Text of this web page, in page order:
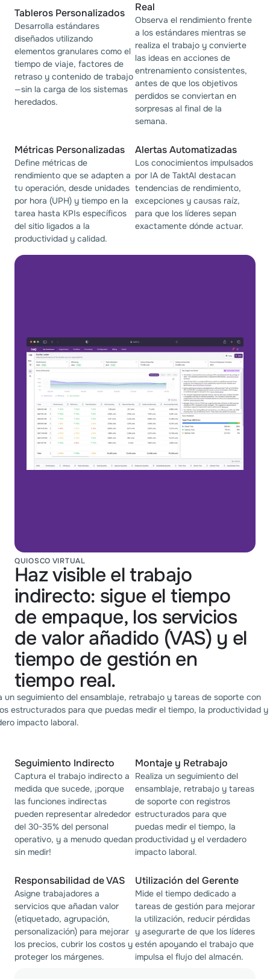
Tableros Personalizados
Desarrolla estándares
diseñados utilizando
elementos granulares como el
tiempo de viaje, factores de
retraso y contenido de trabajo
—sin la carga de los sistemas
heredados.
Real
Observa el rendimiento frente
a los estándares mientras se
realiza el trabajo y convierte
las ideas en acciones de
entrenamiento consistentes,
antes de que los objetivos
perdidos se conviertan en
sorpresas al final de la
semana.
Métricas Personalizadas
Define métricas de
rendimiento que se adapten a
tu operación, desde unidades
por hora (UPH) y tiempo en la
tarea hasta KPIs específicos
del sitio ligados a la
productividad y calidad.
Alertas Automatizadas
Los conocimientos impulsados
por IA de TaktAI destacan
tendencias de rendimiento,
excepciones y causas raíz,
para que los líderes sepan
exactamente dónde actuar.
QUIOSCO VIRTUAL
Haz visible el trabajo
indirecto: sigue el tiempo
de empaque, los servicios
de valor añadido (VAS) y el
tiempo de gestión en
tiempo real.
un seguimiento del ensamblaje, retrabajo y tareas de soporte con
estructurados para que puedas medir el tiempo, la productividad y
impacto laboral.
Seguimiento Indirecto
Captura el trabajo indirecto a
medida que sucede, ¡porque
las funciones indirectas
pueden representar alrededor
del 30-35% del personal
operativo, y a menudo quedan
sin medir!
Montaje y Retrabajo
Realiza un seguimiento del
ensamblaje, retrabajo y tareas
de soporte con registros
estructurados para que
puedas medir el tiempo, la
productividad y el verdadero
impacto laboral.
Responsabilidad de VAS
Asigne trabajadores a
servicios que añadan valor
(etiquetado, agrupación,
personalización) para mejorar
los precios, cubrir los costos y
proteger los márgenes.
Utilización del Gerente
Mide el tiempo dedicado a
tareas de gestión para mejorar
la utilización, reducir pérdidas
y asegurarte de que los líderes
estén apoyando el trabajo que
impulsa el flujo del almacén.